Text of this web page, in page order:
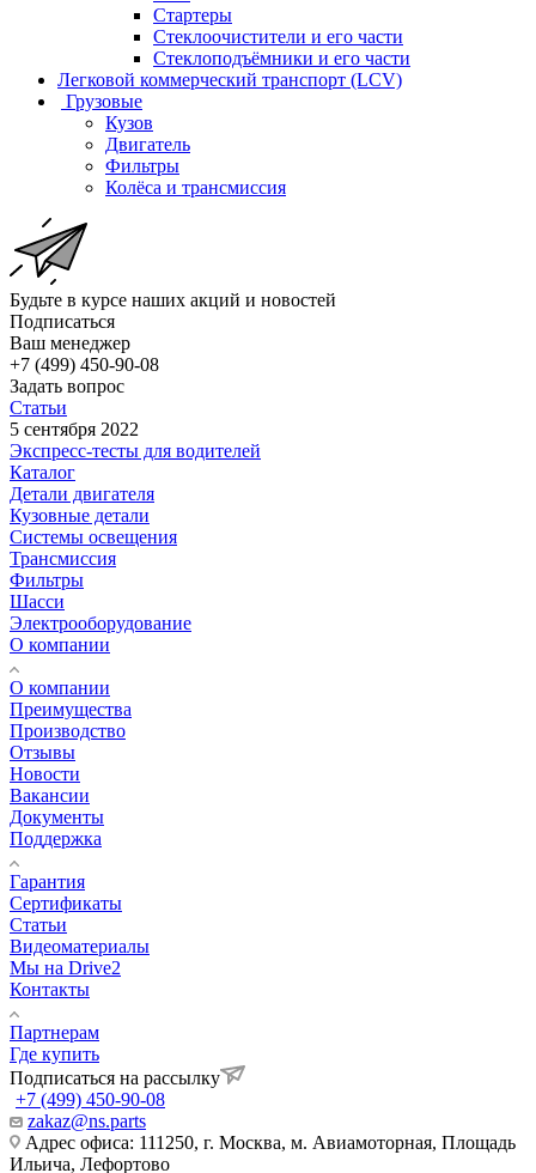
Стартеры
Стеклоочистители и его части
Стеклоподъёмники и его части
Легковой коммерческий транспорт (LCV)
Грузовые
Кузов
Двигатель
Фильтры
Колёса и трансмиссия
Будьте в курсе наших акций и новостей
Подписаться
Ваш менеджер
+7 (499) 450-90-08
Задать вопрос
Статьи
5 сентября 2022
Экспресс-тесты для водителей
Каталог
Детали двигателя
Кузовные детали
Системы освещения
Трансмиссия
Фильтры
Шасси
Электрооборудование
О компании
О компании
Преимущества
Производство
Отзывы
Новости
Вакансии
Документы
Поддержка
Гарантия
Сертификаты
Статьи
Видеоматериалы
Мы на Drive2
Контакты
Партнерам
Где купить
Подписаться на рассылку
+7 (499) 450-90-08
zakaz@ns.parts
Адрес офиса: 111250, г. Москва, м. Авиамоторная, Площадь
Ильича, Лефортово